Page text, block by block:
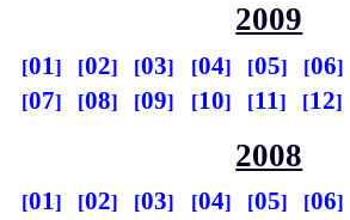
2009
01 02 03 04 05
06
07
08 09 10 11 12
2008
01 02 03 04 05
06